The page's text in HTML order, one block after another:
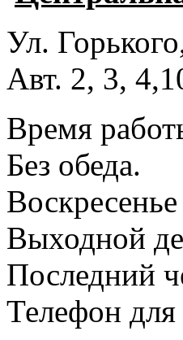
Ул.
Авт. 2, 3,
Время
Без обеда.
Выходной
Последний
Телефон